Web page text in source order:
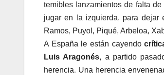
temibles lanzamientos de falta de
jugar en la izquierda, para dejar
Ramos, Puyol, Piqué, Arbeloa,
A España le están cayendo
Luis Aragonés, a partido
herencia. Una herencia